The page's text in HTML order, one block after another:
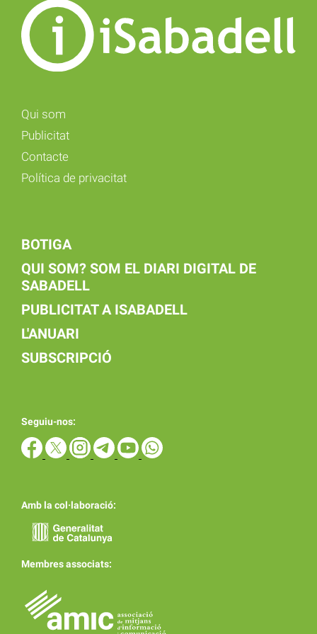
Qui som
Publicitat
Contacte
Política de privacitat
BOTIGA
QUI SOM? SOM EL DIARI DIGITAL DE
SABADELL
PUBLICITAT A ISABADELL
L'ANUARI
SUBSCRIPCIÓ
Seguiu-nos:
Amb la col·laboració:
Membres associats: